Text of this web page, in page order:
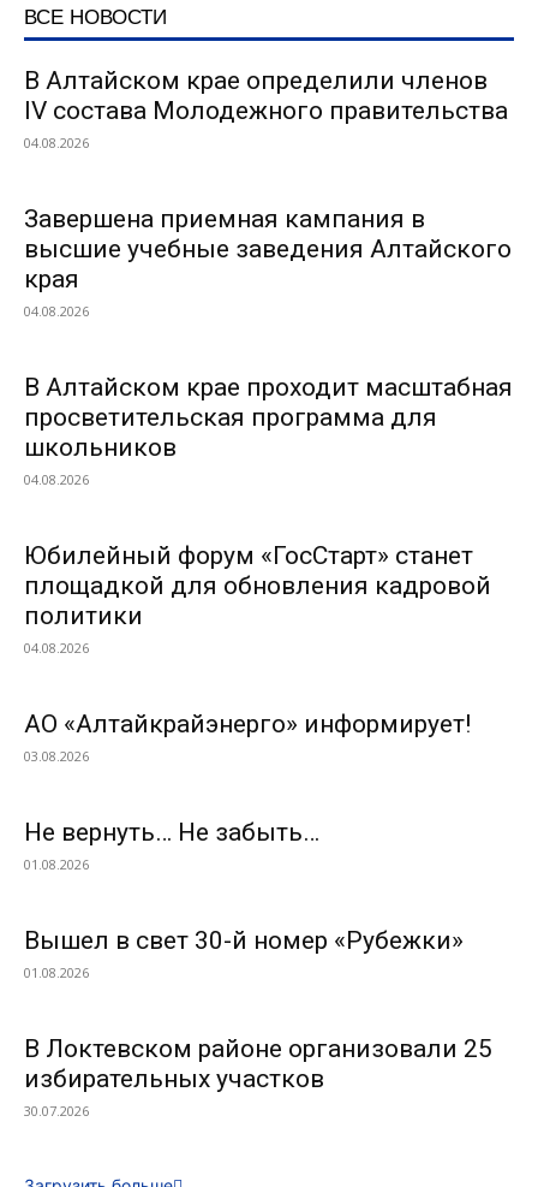
ВСЕ НОВОСТИ
В Алтайском крае определили членов
IV состава Молодежного правительства
04.08.2026
Завершена приемная кампания в
высшие учебные заведения Алтайского
края
04.08.2026
В Алтайском крае проходит масштабная
просветительская программа для
школьников
04.08.2026
Юбилейный форум «ГосСтарт» станет
площадкой для обновления кадровой
политики
04.08.2026
АО «Алтайкрайэнерго» информирует!
03.08.2026
Не вернуть… Не забыть…
01.08.2026
Вышел в свет 30-й номер «Рубежки»
01.08.2026
В Локтевском районе организовали 25
избирательных участков
30.07.2026